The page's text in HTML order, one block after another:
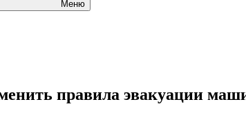
Меню
правила эвакуации